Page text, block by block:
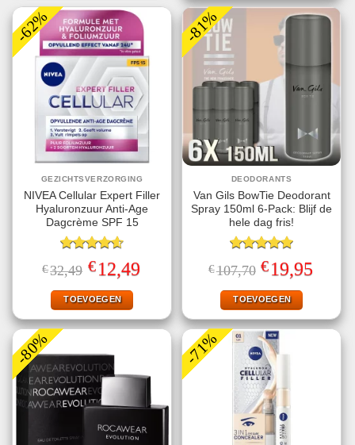
-62%
GEZICHTSVERZORGING
NIVEA Cellular Expert Filler
Hyaluronzuur Anti-Age
Dagcrème SPF 15
Gewaardeerd
4.60uit 5
€32,49 Oorspronkelijke
prijs
was:
€32,49.
€12,49Huidige
prijs
TOEVOEGEN
-81%
DEODORANTS
Van Gils BowTie Deodorant
Spray 150ml 6-Pack: Blijf de
hele dag fris!
Gewaardeerd
5.00uit 5
€107,70 Oorspronkelijke
prijs
was:
€107,70.
€19,95
TOEVOEGEN
-80% -71%